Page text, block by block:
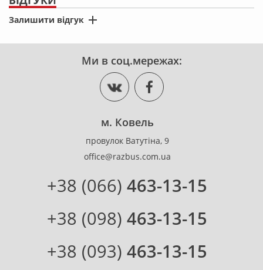
Залишити відгук
*
Ми в соц.мережах:
м. Ковель
провулок Ватутіна, 9
office@razbus.com.ua
+38 (066) 463-13-15
+38 (098) 463-13-15
+38 (093) 463-13-15